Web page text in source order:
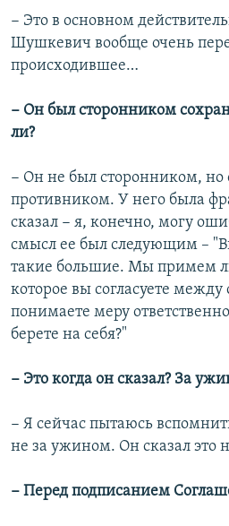
− Это в основном
Шушкевич вообще очень
происходившее…
− Он был сторонником
ли?
− Он не был сторонником, но
противником. У него была
сказал − я, конечно, могу
смысл ее был следующим –
такие большие. Мы примем
которое вы согласуете
понимаете меру
берете на себя?"
− Это когда он сказал? За
− Я сейчас пытаюсь
не за ужином. Он сказал это
− Перед подписанием